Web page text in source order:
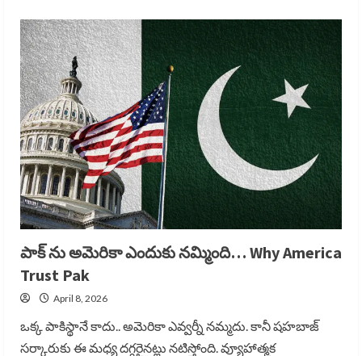
బంగారమే
తవ్వితే
భారత్
కు
తిరుగుండదు…
Indias
Gold
Ore,
పాక్ ను అమెరికా ఎందుకు నమ్మింది… Why America
Trust Pak
April 8, 2026
ఒక్క పాకిస్థానే కాదు.. అమెరికా ఎవ్వర్నీ నమ్మదు. కానీ షహబాజ్
సర్కారుకు ఈ మధ్య దగ్గరైనట్లు నటిస్తోంది. వ్యూహాత్మక